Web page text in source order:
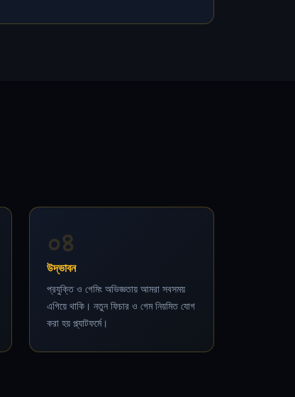
০৪
উদ্ভাবন
প্রযুক্তি ও গেমিং অভিজ্ঞতায় আমরা সবসময়
এগিয়ে থাকি। নতুন ফিচার ও গেম নিয়মিত যোগ
করা হয় প্ল্যাটফর্মে।